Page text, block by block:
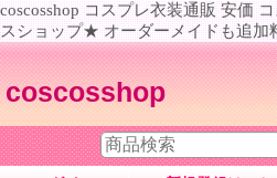
coscosshop コスプレ衣装通販 安価
スショップ★ オーダーメイドも追加
coscosshop